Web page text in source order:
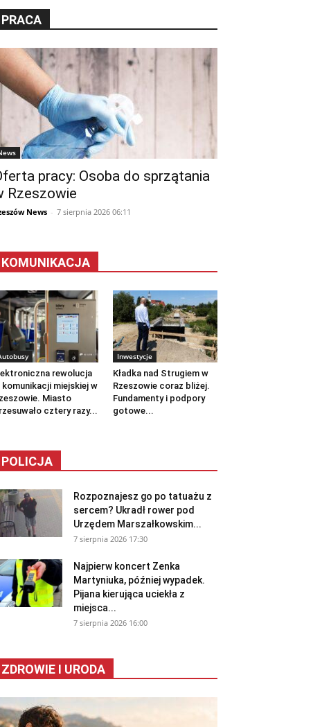
PRACA
pracy: Osoba do sprzątania
Rzeszowie
News - 7 sierpnia 2026 06:11
KOMUNIKACJA
rewolucja
komunikacji miejskiej w
Miasto
cztery razy...
Inwestycje
Kładka nad Strugiem w
Rzeszowie coraz bliżej.
Fundamenty i podpory
gotowe...
POLICJA
Rozpoznajesz go po tatuażu z
sercem? Ukradł rower pod
Urzędem Marszałkowskim...
7 sierpnia 2026 17:30
Najpierw koncert Zenka
Martyniuka, później wypadek.
Pijana kierująca uciekła z
miejsca...
7 sierpnia 2026 16:00
ZDROWIE I URODA